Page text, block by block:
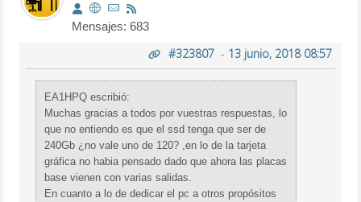
Mensajes: 683
#323807- 13 junio, 2018 08:57
EA1HPQ escribió:
Muchas gracias a todos por vuestras respuestas, lo
que no entiendo es que el ssd tenga que ser de
240Gb ¿no vale uno de 120? ,en lo de la tarjeta
gráfica no habia pensado dado que ahora las placas
base vienen con varias salidas.
En cuanto a lo de dedicar el pc a otros propósitos